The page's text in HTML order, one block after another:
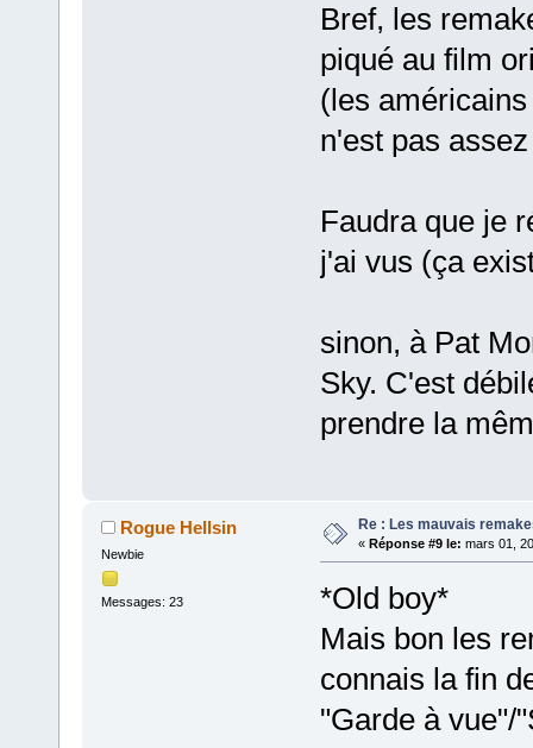
Bref, les
piqué au film
(les
n'est pas
Faudra que je
j'ai vus (ça
sinon, à Pat
Sky. C'est
prendre la
Rogue Hellsin
Newbie
Messages: 23
Re : Les mauvais
« Réponse #9 le: mars 01,
*Old boy*
Mais bon les
connais la fin
"Garde à vue"/